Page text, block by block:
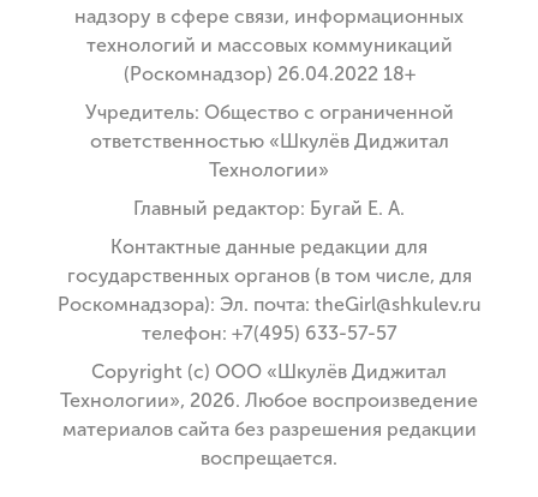
надзору в сфере связи, информационных
технологий и массовых коммуникаций
(Роскомнадзор) 26.04.2022 18+
Учредитель: Общество с ограниченной
ответственностью «Шкулёв Диджитал
Технологии»
Главный редактор: Бугай Е. А.
Контактные данные редакции для
государственных органов (в том числе, для
Роскомнадзора): Эл. почта: theGirl@shkulev.ru
телефон: +7(495) 633-57-57
Copyright (с) ООО «Шкулёв Диджитал
Технологии», 2026. Любое воспроизведение
материалов сайта без разрешения редакции
воспрещается.